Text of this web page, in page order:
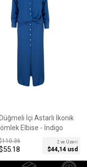
İçi Astarlı İkonik
Elbise - İndigo
2 ve Üzeri
$44,14 usd